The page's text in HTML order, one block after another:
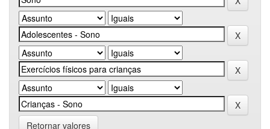
Retornar valores